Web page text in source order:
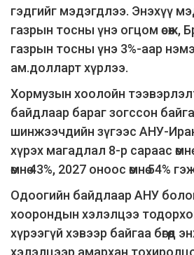
гэдгийг мэдэгдлээ. Энэхүү
газрын тосны үнэ огцом өсөж,
газрын тосны үнэ 3%-аар
ам.долларт хүрлээ.
Хормузын хоолойн
байдлаар бараг зогссон
шинжээчдийн зүгээс АНУ-
хүрэх магадлал 8-р сараас
өмнө 43%, 2027 оноос өмнө 54%
Одоогийн байдлаар АНУ
хоорондын хэлэлцээ
хүрээгүй хэвээр байгаа бөгөөд
хэлэлцээр амархан